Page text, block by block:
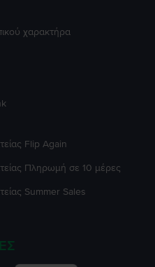
χαρακτήρα
Flip Again
Πληρωμή σε 10 μέρες
Summer Sales